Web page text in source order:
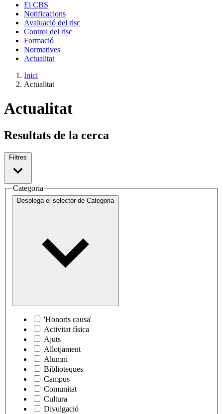
El CBS
Notificacions
Avaluació del risc
Control del risc
Formació
Normatives
Actualitat
Inici
Actualitat
Actualitat
Resultats de la cerca
Filtres
Categoria
Desplega el selector de Categoria
'Honoris causa'
Activitat física
Ajuts
Allotjament
Alumni
Biblioteques
Campus
Comunitat
Cultura
Divulgació